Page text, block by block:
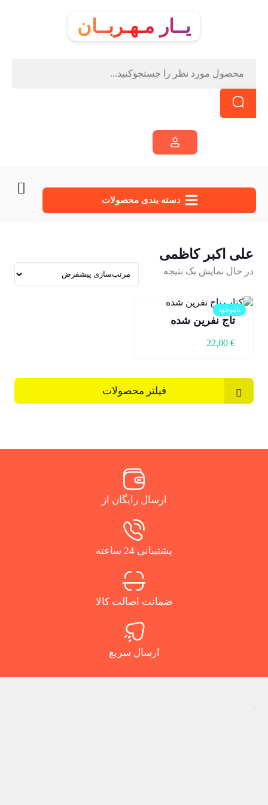
یــار مـهـربــان
دسته‌ بندی محصولات
علی اکبر کاظمی
در حال نمایش یک نتیجه
ناموجود
تاج نفرین شده
22,00 €
فیلتر محصولات
ارسال رایگان از
پشتیبانی 24 ساعته
ضمانت اصالت کالا
ارسال سریع
.